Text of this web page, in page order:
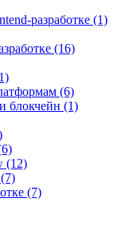
разработке (1)
(16)
(6)
блокчейн (1)
(12)
(7)